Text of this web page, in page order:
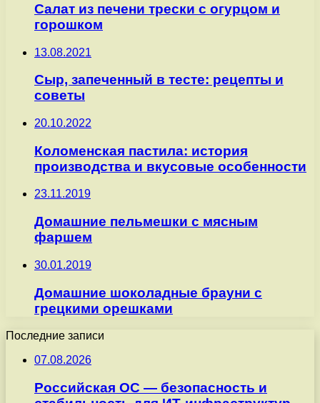
Салат из печени трески с огурцом и
горошком
13.08.2021
Сыр, запеченный в тесте: рецепты и
советы
20.10.2022
Коломенская пастила: история
производства и вкусовые особенности
23.11.2019
Домашние пельмешки с мясным
фаршем
30.01.2019
Домашние шоколадные брауни с
грецкими орешками
Последние записи
07.08.2026
Российская ОС — безопасность и